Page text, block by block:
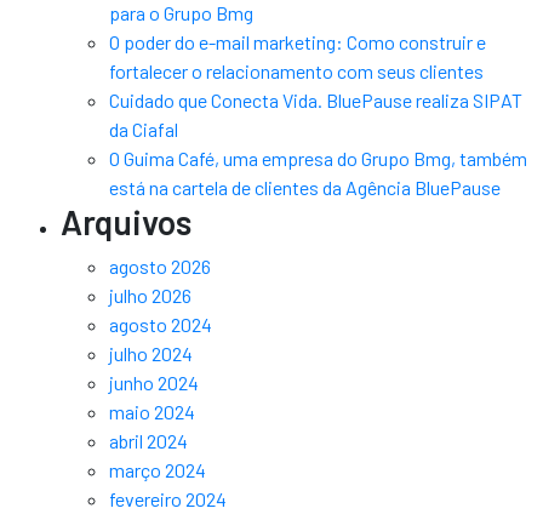
para o Grupo Bmg
O poder do e-mail marketing: Como construir e
fortalecer o relacionamento com seus clientes
Cuidado que Conecta Vida. BluePause realiza SIPAT
da Ciafal
O Guima Café, uma empresa do Grupo Bmg, também
está na cartela de clientes da Agência BluePause
Arquivos
agosto 2026
julho 2026
agosto 2024
julho 2024
junho 2024
maio 2024
abril 2024
março 2024
fevereiro 2024